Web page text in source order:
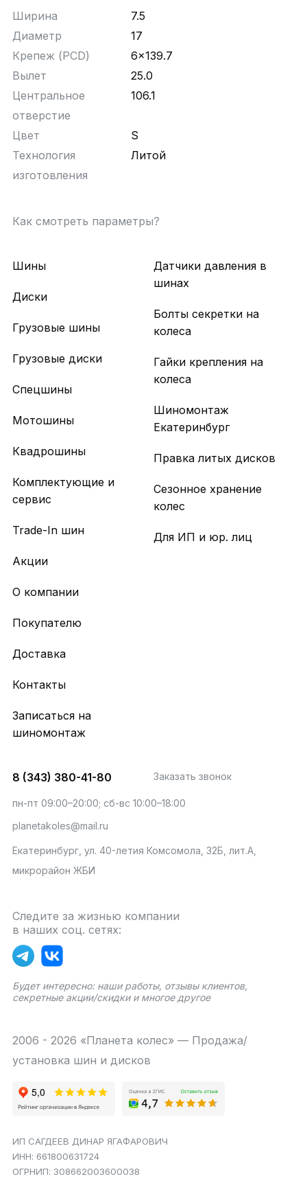
Ширина
7.5
Диаметр
17
Крепеж (PCD)
6x139.7
Вылет
25.0
Центральное
отверстие
106.1
Цвет
S
Технология
изготовления
Литой
Как смотреть параметры?
Шины
Диски
Грузовые шины
Грузовые диски
Спецшины
Мотошины
Квадрошины
Комплектующие и
сервис
Trade-In шин
Акции
Датчики давления в
шинах
Болты секретки на
колеса
Гайки крепления на
колеса
Шиномонтаж
Екатеринбург
Правка литых дисков
Сезонное хранение
колес
Для ИП и юр. лиц
О компании
Покупателю
Доставка
Контакты
Записаться на
шиномонтаж
8 (343) 380-41-80 Заказать звонок
пн-пт 09:00–20:00; сб-вс 10:00–18:00
planetakoles@mail.ru
Екатеринбург, ул. 40-летия Комсомола, 32Б, лит.А,
микрорайон ЖБИ
Следите за жизнью компании
в наших соц. сетях:
Будет интересно: наши работы, отзывы клиентов,
секретные акции/скидки и многое другое
2006 - 2026 «Планета колес» — Продажа/
установка шин и дисков
ИП САГДЕЕВ ДИНАР ЯГАФАРОВИЧ
ИНН: 661800631724
ОГРНИП: 308662003600038